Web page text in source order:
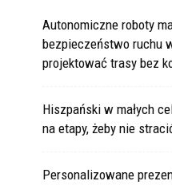
Autonomiczne roboty
bezpieczeństwo ruchu
projektować trasy bez
Hiszpański w małych
na etapy, żeby nie
Personalizowane